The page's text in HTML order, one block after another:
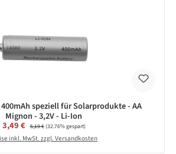
400mAh speziell für Solarprodukte - AA
Mignon - 3,2V - Li-Ion
Verkaufspreis:
3,49 € Regulärer Preis:
5,19 €(32.76% gespart)
inkl. MwSt. zzgl. Versandkosten